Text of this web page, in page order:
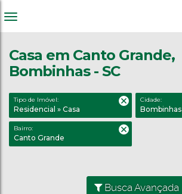
Casa em Canto Grande,
Bombinhas - SC
Tipo de Imóvel:
Residencial » Casa
Cidade:
Bombinhas
Bairro:
Canto Grande
Busca Avançada